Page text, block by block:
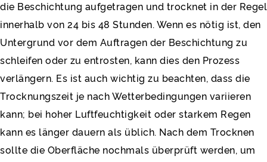
die Beschichtung aufgetragen und trocknet in der Regel
innerhalb von 24 bis 48 Stunden. Wenn es nötig ist, den
Untergrund vor dem Auftragen der Beschichtung zu
schleifen oder zu entrosten, kann dies den Prozess
verlängern. Es ist auch wichtig zu beachten, dass die
Trocknungszeit je nach Wetterbedingungen variieren
kann; bei hoher Luftfeuchtigkeit oder starkem Regen
kann es länger dauern als üblich. Nach dem Trocknen
sollte die Oberfläche nochmals überprüft werden, um